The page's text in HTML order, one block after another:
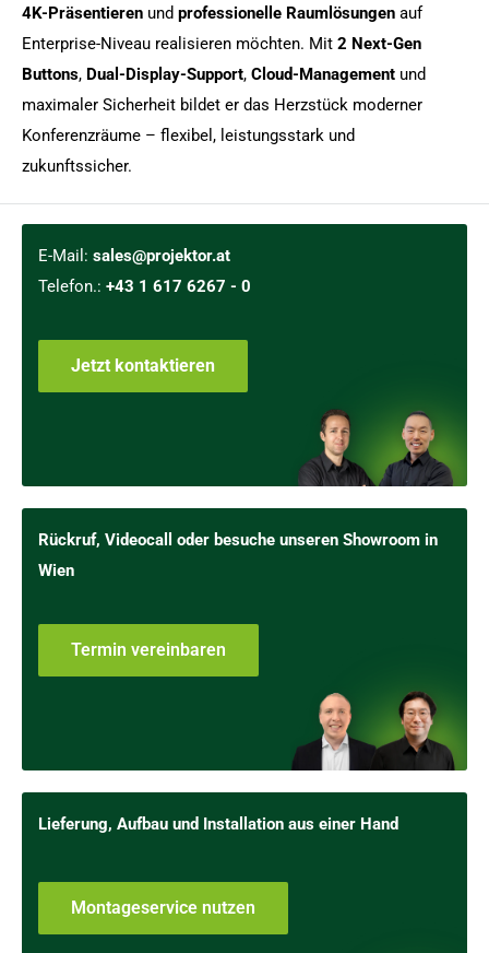
4K-Präsentieren und professionelle Raumlösungen auf
Enterprise-Niveau realisieren möchten. Mit 2 Next-Gen
Buttons, Dual-Display-Support, Cloud-Management und
maximaler Sicherheit bildet er das Herzstück moderner
Konferenzräume – flexibel, leistungsstark und
zukunftssicher.
E-Mail: sales@projektor.at
Telefon.: +43 1 617 6267 - 0
Jetzt kontaktieren
Rückruf, Videocall oder besuche unseren Showroom in
Wien
Termin vereinbaren
Lieferung, Aufbau und Installation aus einer Hand
Montageservice nutzen